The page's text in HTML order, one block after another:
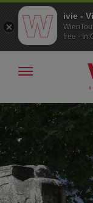
Către
navigare
Către
texte
Arată/ascunde
ivie -
free - In